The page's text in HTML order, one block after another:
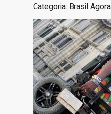
Categoria: Brasil Agora